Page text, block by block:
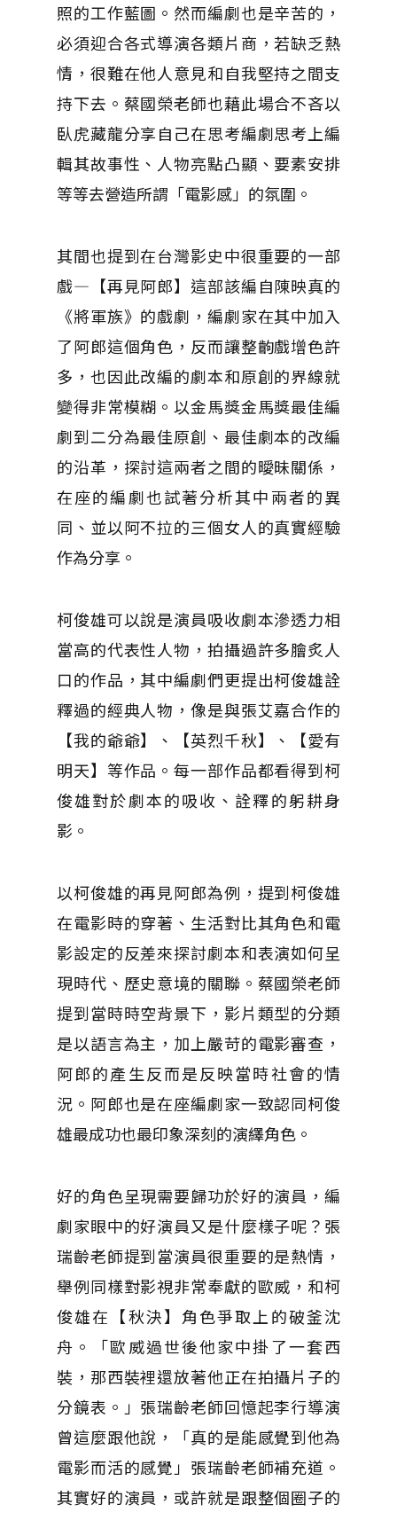
照的工作藍圖。然而編劇也是辛苦的，
必須迎合各式導演各類片商，若缺乏熱
情，很難在他人意見和自我堅持之間支
持下去。蔡國榮老師也藉此場合不吝以
臥虎藏龍分享自己在思考編劇思考上編
輯其故事性、人物亮點凸顯、要素安排
等等去營造所謂「電影感」的氛圍。
其間也提到在台灣影史中很重要的一部
戲—【再見阿郎】這部該編自陳映真的
《將軍族》的戲劇，編劇家在其中加入
了阿郎這個角色，反而讓整齣戲增色許
多，也因此改編的劇本和原創的界線就
變得非常模糊。以金馬獎金馬獎最佳編
劇到二分為最佳原創、最佳劇本的改編
的沿革，探討這兩者之間的曖昧關係，
在座的編劇也試著分析其中兩者的異
同、並以阿不拉的三個女人的真實經驗
作為分享。
柯俊雄可以說是演員吸收劇本滲透力相
當高的代表性人物，拍攝過許多膾炙人
口的作品，其中編劇們更提出柯俊雄詮
釋過的經典人物，像是與張艾嘉合作的
【我的爺爺】、【英烈千秋】、【愛有
明天】等作品。每一部作品都看得到柯
俊雄對於劇本的吸收、詮釋的躬耕身
影。
以柯俊雄的再見阿郎為例，提到柯俊雄
在電影時的穿著、生活對比其角色和電
影設定的反差來探討劇本和表演如何呈
現時代、歷史意境的關聯。蔡國榮老師
提到當時時空背景下，影片類型的分類
是以語言為主，加上嚴苛的電影審查，
阿郎的產生反而是反映當時社會的情
況。阿郎也是在座編劇家一致認同柯俊
雄最成功也最印象深刻的演繹角色。
好的角色呈現需要歸功於好的演員，編
劇家眼中的好演員又是什麼樣子呢？張
瑞齡老師提到當演員很重要的是熱情，
舉例同樣對影視非常奉獻的歐威，和柯
俊雄在【秋決】角色爭取上的破釜沈
舟。「歐威過世後他家中掛了一套西
裝，那西裝裡還放著他正在拍攝片子的
分鏡表。」張瑞齡老師回憶起李行導演
曾這麼跟他說，「真的是能感覺到他為
電影而活的感覺」張瑞齡老師補充道。
其實好的演員，或許就是跟整個圈子的